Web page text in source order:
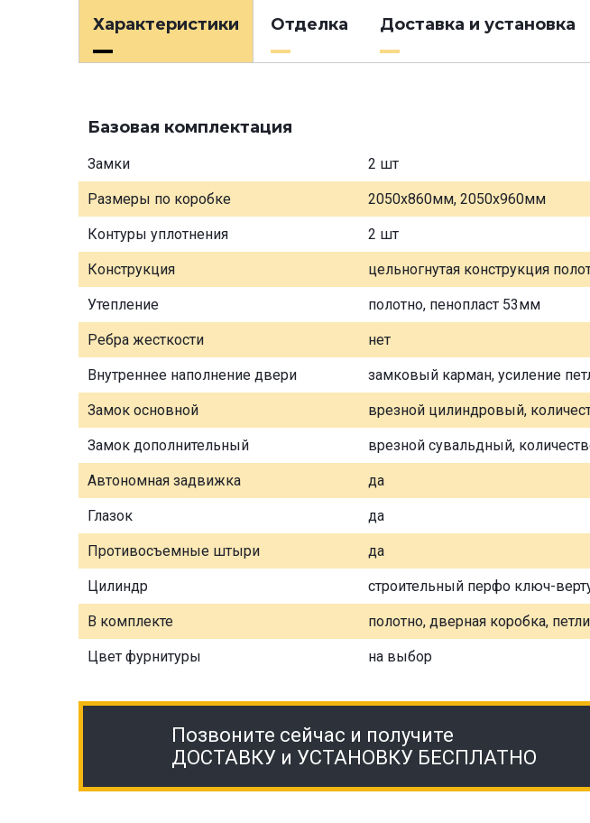
Характеристики Отделка Доставка и установка
Базовая комплектация
Замки 2 шт
Размеры по коробке 2050х860мм, 2050х960мм
Контуры уплотнения 2 шт
Конструкция цельногнутая конструкция
Утепление полотно, пенопласт 53мм
Ребра жесткости нет
Внутреннее наполнение двери замковый карман, усиление
Замок основной врезной цилиндровый,
Замок дополнительный врезной сувальдный,
Автономная задвижка да
Глазок да
Противосъемные штыри да
Цилиндр строительный перфо ключ-
В комплекте полотно, дверная коробка,
Цвет фурнитуры на выбор
Позвоните сейчас и получите
ДОСТАВКУ и УСТАНОВКУ БЕСПЛАТНО